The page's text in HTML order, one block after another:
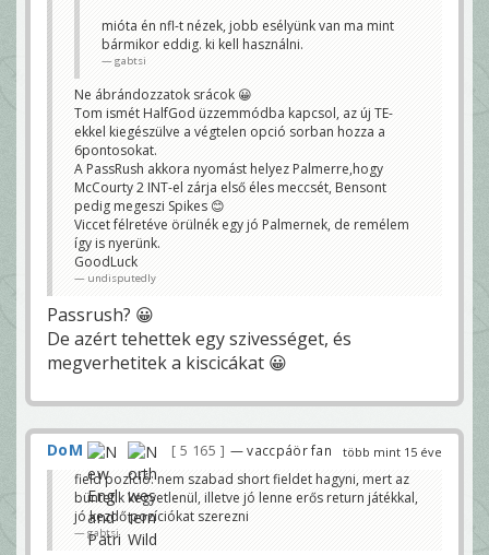
mióta én nfl-t nézek, jobb esélyünk van ma mint
bármikor eddig. ki kell használni.
gabtsi
Ne ábrándozzatok srácok 😀
Tom ismét HalfGod üzzemmódba kapcsol, az új TE-
ekkel kiegészülve a végtelen opció sorban hozza a
6pontosokat.
A PassRush akkora nyomást helyez Palmerre,hogy
McCourty 2 INT-el zárja első éles meccsét, Bensont
pedig megeszi Spikes 😊
Viccet félretéve örülnék egy jó Palmernek, de remélem
így is nyerünk.
GoodLuck
undisputedly
Passrush? 😀
De azért tehettek egy szivességet, és
megverhetitek a kiscicákat 😀
több mint 15 éve
DoM 5 165 — vaccpáör fan
field pozíció: nem szabad short fieldet hagyni, mert az
büntetik kegyetlenül, illetve jó lenne erős return játékkal,
jó kezdő pozíciókat szerezni
gabtsi